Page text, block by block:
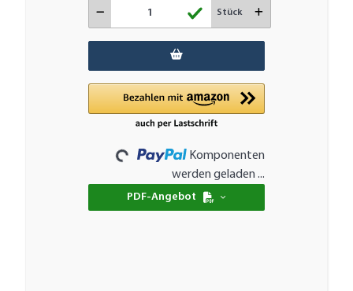
Stück
Loading...
Komponenten
werden geladen ...
PDF-Angebot